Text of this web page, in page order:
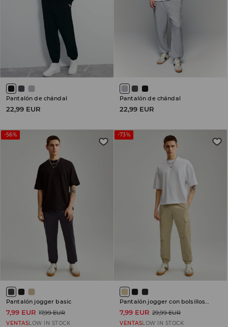
Pantalón de chándal
22,99 EUR
Pantalón de chándal
22,99 EUR
-56%
Pantalón jogger basic
7,99 EUR 17,99 EUR
VENTASLOW IN STOCK
-73%
7,99 EUR 29,99 EUR
VENTASLOW IN STOCK